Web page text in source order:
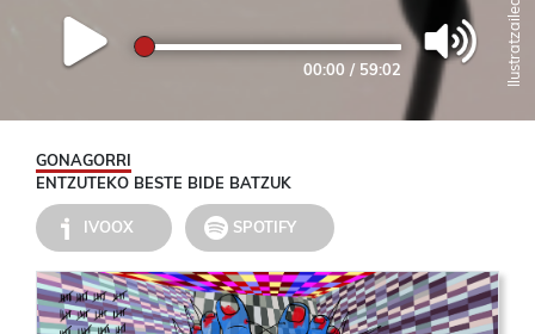
00:00 / 59:02
GONAGORRI
ENTZUTEKO BESTE BIDE BATZUK
IVOOX SPOTIFY